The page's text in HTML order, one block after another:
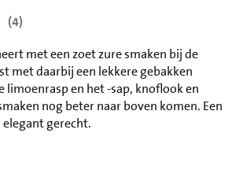
met een zoet zure smaken bij de
met daarbij een lekkere gebakken
limoenrasp en het -sap, knoflook en
nog beter naar boven komen. Een
gerecht.
(4)